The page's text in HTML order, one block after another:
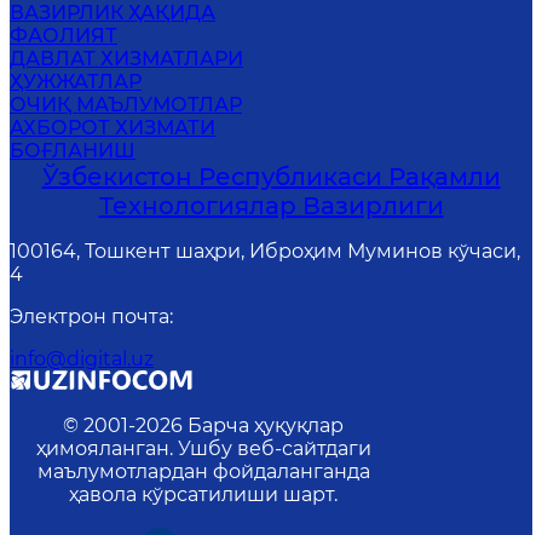
ВАЗИРЛИК ҲАҚИДА
ФАОЛИЯТ
ДАВЛАТ ХИЗМАТЛАРИ
ҲУЖЖАТЛАР
ОЧИҚ МАЪЛУМОТЛАР
АХБОРОТ ХИЗМАТИ
БОҒЛАНИШ
Ўзбекистон Республикаси Рақамли
Технологиялар Вазирлиги
100164, Тошкент шаҳри, Иброҳим Муминов кўчаси,
4
Электрон почта:
info@digital.uz
© 2001-2026 Барча ҳуқуқлар
ҳимояланган. Ушбу веб-сайтдаги
маълумотлардан фойдаланганда
ҳавола кўрсатилиши шарт.